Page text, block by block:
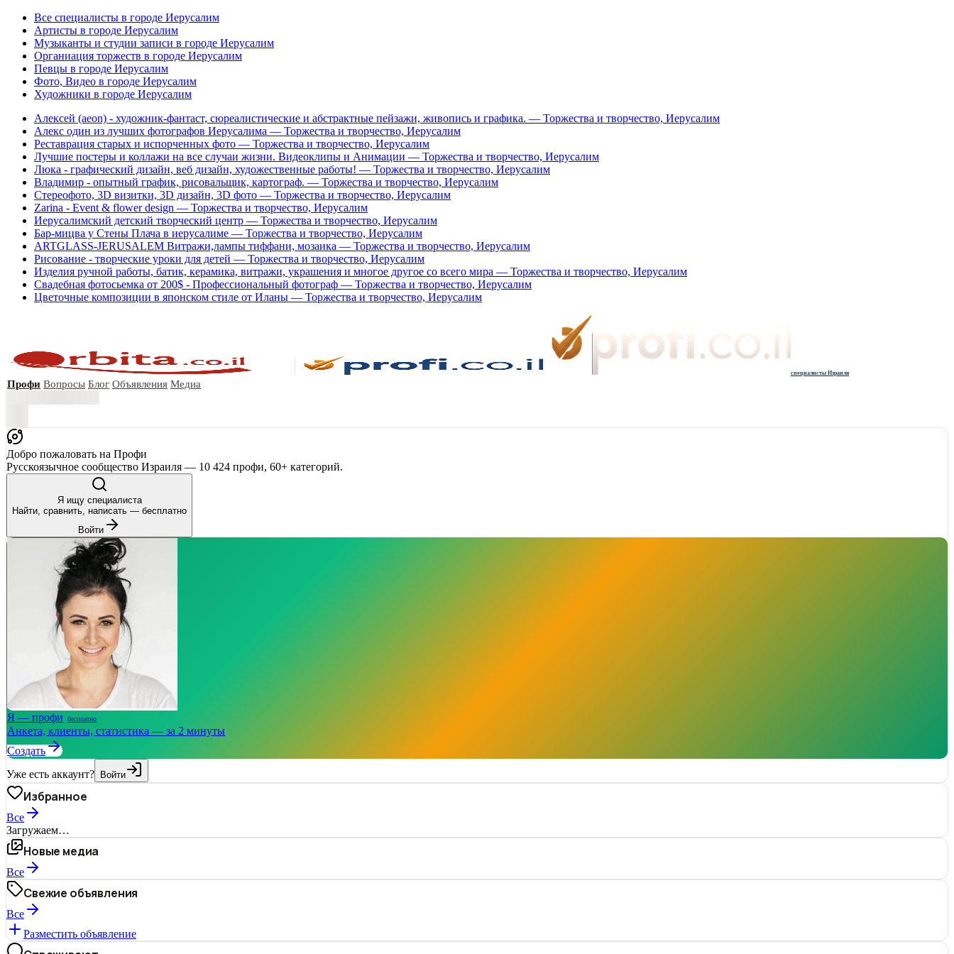
Все специалисты в городе Иерусалим
Артисты в городе Иерусалим
Музыканты и студии записи в городе Иерусалим
Органиация торжеств в городе Иерусалим
Певцы в городе Иерусалим
Фото, Видео в городе Иерусалим
Художники в городе Иерусалим
Алексей (aeon) - художник-фантаст, сюреалистические и абстрактные пейзажи, живопись и графика. — Торжества и творчество, Иерусалим
Алекс один из лучших фотографов Иерусалима — Торжества и творчество, Иерусалим
Реставрация старых и испорченных фото — Торжества и творчество, Иерусалим
Лучшие постеры и коллажи на все случаи жизни. Видеоклипы и Анимации — Торжества и творчество, Иерусалим
Люка - графический дизайн, веб дизайн, художественные работы! — Торжества и творчество, Иерусалим
Владимир - опытный график, рисовальщик, картограф. — Торжества и творчество, Иерусалим
Стереофото, 3D визитки, 3D дизайн, 3D фото — Торжества и творчество, Иерусалим
Zarina - Event & flower design — Торжества и творчество, Иерусалим
Иерусалимский детский творческий центр — Торжества и творчество, Иерусалим
Бар-мицва у Стены Плача в иерусалиме — Торжества и творчество, Иерусалим
ARTGLASS-JERUSALEM Витражи,лампы тиффани, мозаика — Торжества и творчество, Иерусалим
Рисование - творческие уроки для детей — Торжества и творчество, Иерусалим
Изделия ручной работы, батик, керамика, витражи, украшения и многое другое со всего мира — Торжества и творчество, Иерусалим
Свадебная фотосьемка от 200$ - Профессиональный фотограф — Торжества и творчество, Иерусалим
Цветочные композиции в японском стиле от Иланы — Торжества и творчество, Иерусалим
специалисты Израиля
Профи Вопросы Блог Объявления Медиа
Добро пожаловать на Профи
Русскоязычное сообщество Израиля — 10 424 профи, 60+ категорий.
Я ищу специалиста
Найти, сравнить, написать — бесплатно
Войти
Я — профи бесплатно
Анкета, клиенты, статистика — за 2 минуты
Создать
Уже есть аккаунт? Войти
Избранное
Все
Загружаем…
Новые медиа
Все
Свежие объявления
Все
Разместить объявление